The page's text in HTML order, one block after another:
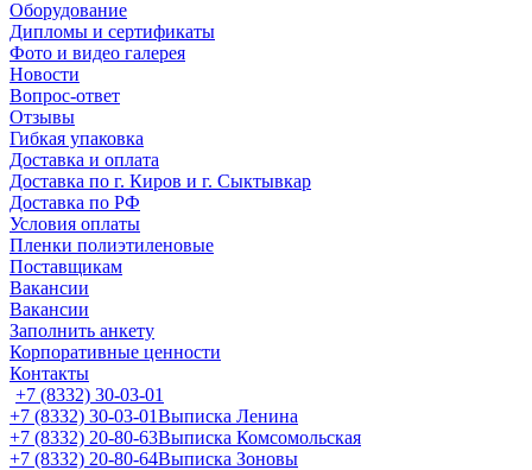
Оборудование
Дипломы и сертификаты
Фото и видео галерея
Новости
Вопрос-ответ
Отзывы
Гибкая упаковка
Доставка и оплата
Доставка по г. Киров и г. Сыктывкар
Доставка по РФ
Условия оплаты
Пленки полиэтиленовые
Поставщикам
Вакансии
Вакансии
Заполнить анкету
Корпоративные ценности
Контакты
+7 (8332) 30-03-01
+7 (8332) 30-03-01Выписка Ленина
+7 (8332) 20-80-63Выписка Комсомольская
+7 (8332) 20-80-64Выписка Зоновы